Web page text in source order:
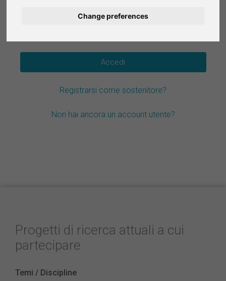
Change preferences
Registrarsi come sostenitore?
Non hai ancora un account utente?
Progetti di ricerca attuali a cui
partecipare
Temi / Discipline
Deutsch
Français